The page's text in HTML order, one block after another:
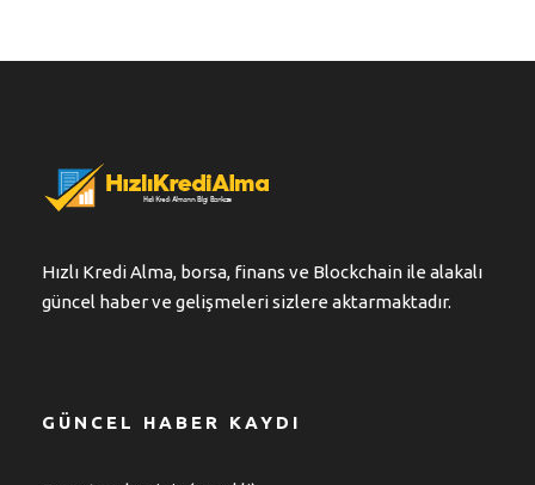
Hızlı Kredi Alma, borsa, finans ve Blockchain ile alakalı
güncel haber ve gelişmeleri sizlere aktarmaktadır.
GÜNCEL HABER KAYDI